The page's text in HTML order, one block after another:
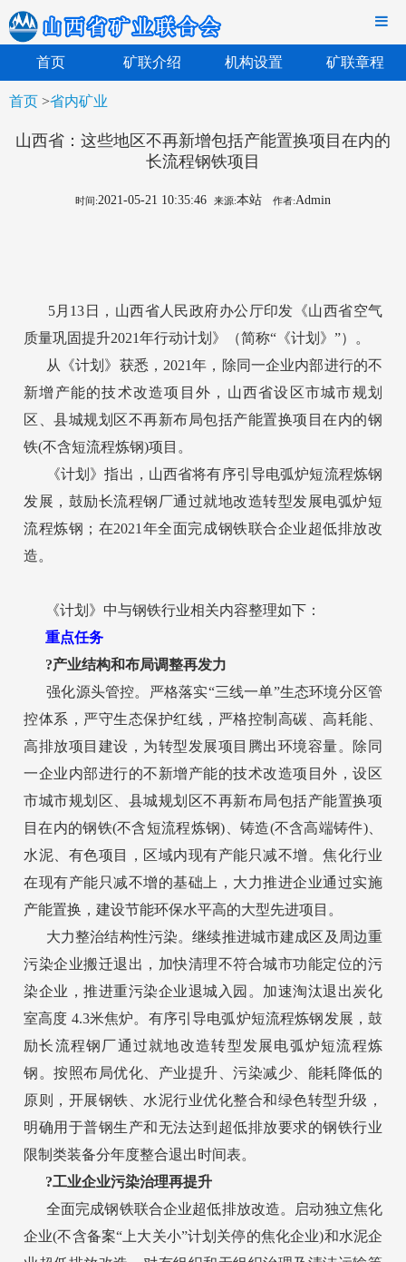
首页 矿联介绍 机构设置 矿联章程
首页 >省内矿业
山西省：这些地区不再新增包括产能置换项目在内的
长流程钢铁项目
时间:2021-05-21 10:35:46 来源:本站 作者:Admin
5月13日，山西省人民政府办公厅印发《山西省空气
质量巩固提升2021年行动计划》（简称“《计划》”）。
从《计划》获悉，2021年，除同一企业内部进行的不
新增产能的技术改造项目外，山西省设区市城市规划
区、县城规划区不再新布局包括产能置换项目在内的钢
铁(不含短流程炼钢)项目。
《计划》指出，山西省将有序引导电弧炉短流程炼钢
发展，鼓励长流程钢厂通过就地改造转型发展电弧炉短
流程炼钢；在2021年全面完成钢铁联合企业超低排放改
造。
《计划》中与钢铁行业相关内容整理如下：
重点任务
?产业结构和布局调整再发力
强化源头管控。严格落实“三线一单”生态环境分区管
控体系，严守生态保护红线，严格控制高碳、高耗能、
高排放项目建设，为转型发展项目腾出环境容量。除同
一企业内部进行的不新增产能的技术改造项目外，设区
市城市规划区、县城规划区不再新布局包括产能置换项
目在内的钢铁(不含短流程炼钢)、铸造(不含高端铸件)、
水泥、有色项目，区域内现有产能只减不增。焦化行业
在现有产能只减不增的基础上，大力推进企业通过实施
产能置换，建设节能环保水平高的大型先进项目。
大力整治结构性污染。继续推进城市建成区及周边重
污染企业搬迁退出，加快清理不符合城市功能定位的污
染企业，推进重污染企业退城入园。加速淘汰退出炭化
室高度 4.3米焦炉。有序引导电弧炉短流程炼钢发展，鼓
励长流程钢厂通过就地改造转型发展电弧炉短流程炼
钢。按照布局优化、产业提升、污染减少、能耗降低的
原则，开展钢铁、水泥行业优化整合和绿色转型升级，
明确用于普钢生产和无法达到超低排放要求的钢铁行业
限制类装备分年度整合退出时间表。
?工业企业污染治理再提升
全面完成钢铁联合企业超低排放改造。启动独立焦化
企业(不含备案“上大关小”计划关停的焦化企业)和水泥企